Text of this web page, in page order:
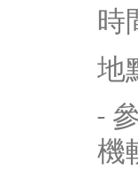
時
地
-
機